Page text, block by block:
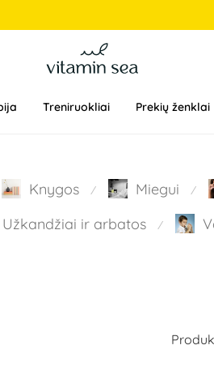
Treniruokliai Prekių ženklai
Knygos ⁄ Miegui ⁄
Užkandžiai ir arbatos ⁄